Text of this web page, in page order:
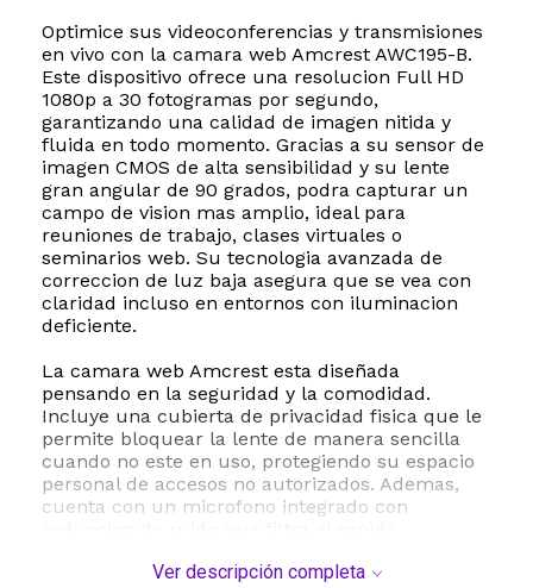
Optimice sus videoconferencias y transmisiones
en vivo con la camara web Amcrest AWC195-B.
Este dispositivo ofrece una resolucion Full HD
1080p a 30 fotogramas por segundo,
garantizando una calidad de imagen nitida y
fluida en todo momento. Gracias a su sensor de
imagen CMOS de alta sensibilidad y su lente
gran angular de 90 grados, podra capturar un
campo de vision mas amplio, ideal para
reuniones de trabajo, clases virtuales o
seminarios web. Su tecnologia avanzada de
correccion de luz baja asegura que se vea con
claridad incluso en entornos con iluminacion
deficiente.
La camara web Amcrest esta diseñada
pensando en la seguridad y la comodidad.
Incluye una cubierta de privacidad fisica que le
permite bloquear la lente de manera sencilla
cuando no este en uso, protegiendo su espacio
personal de accesos no autorizados. Ademas,
cuenta con un microfono integrado con
natural, facilitando una comunicacion fluida sin
Ver descripción completa